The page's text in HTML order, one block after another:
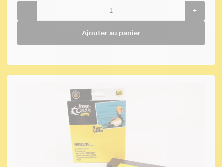
- +
Ajouter au panier